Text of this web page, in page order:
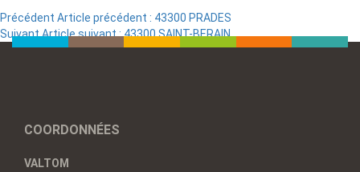
Précédent Article précédent : 43300 PRADES
SuivantArticle suivant :43300 SAINT-BERAIN
COORDONNÉES
VALTOM